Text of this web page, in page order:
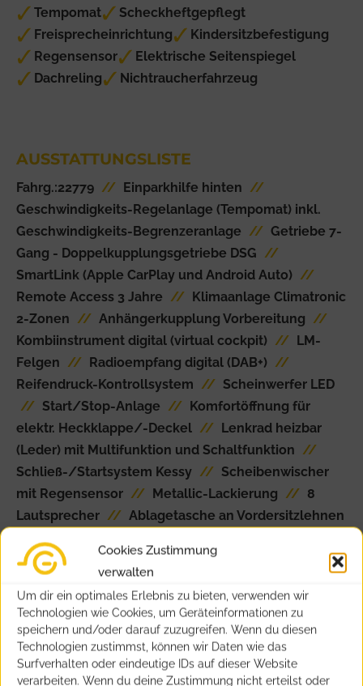
Cookies Zustimmung
verwalten
Um dir ein optimales Erlebnis zu bieten, verwenden wir
Technologien wie Cookies, um Geräteinformationen zu
speichern und/oder darauf zuzugreifen. Wenn du diesen
Technologien zustimmst, können wir Daten wie das
Surfverhalten oder eindeutige IDs auf dieser Website
verarbeiten. Wenn du deine Zustimmung nicht erteilst oder
Tempomat
Scheckheftgepflegt
Freisprecheinrichtung
Kindersitzbefestigung
Regensensor
Elektrische Seitenspiegel
Dachreling
Nichtraucherfahrzeug
AUSSTATTUNGSLISTE
Fahrg.:22779 // Einparkhilfe hinten //
Geschwindigkeits-Regelanlage (Tempomat) inkl.
Geschwindigkeits-Begrenzeranlage // Getriebe 7-
Gang - Doppelkupplungsgetriebe DSG //
SmartLink (Apple CarPlay und Android Auto) //
Remote Access 3 Jahre // Klimaanlage Climatronic
2-Zonen // Anhängerkupplung Vorbereitung //
Kombiinstrument digital (virtual cockpit) // LM-
Felgen // Radioempfang digital (DAB+) //
Reifendruck-Kontrollsystem // Scheinwerfer LED
// Start/Stop-Anlage // Komfortöffnung für
elektr. Heckklappe/-Deckel // Lenkrad heizbar
(Leder) mit Multifunktion und Schaltfunktion //
Schließ-/Startsystem Kessy // Scheibenwischer
mit Regensensor // Metallic-Lackierung // 8
Lautsprecher // Ablagetasche an Vordersitzlehnen
System (ABS) // Antriebs-Schlupfregelung (ASR)
Antriebsart: Frontantrieb
Swing mit Touchscreen //
Außenspiegel elektr.
verstell-, heiz- und anklappbar, mit
Abblendautomatik // Außenspiegel Wagenfarbe
// Bremsassistent // Dachreling // Elektron.